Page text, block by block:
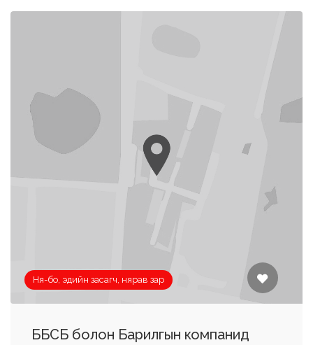
Ня-бо, эдийн засагч, нярав зар
ББСБ болон Барилгын компанид